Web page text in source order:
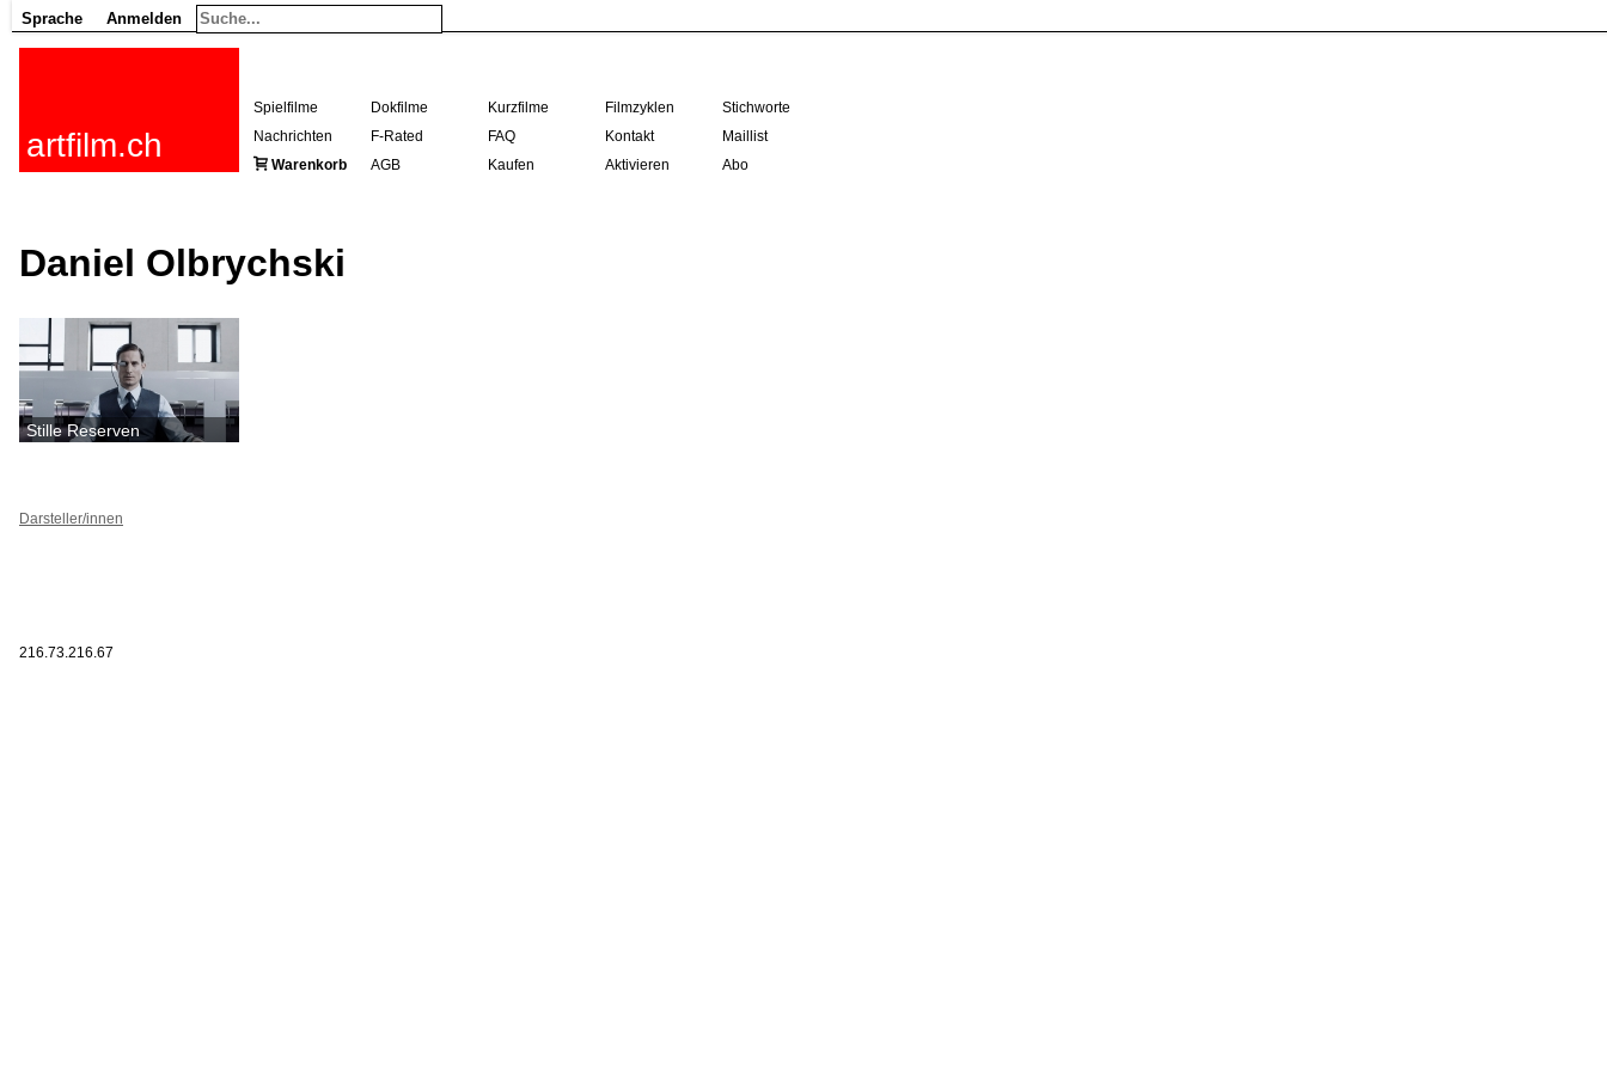
Sprache Anmelden
artfilm.ch
Spielfilme Dokfilme Kurzfilme Filmzyklen
Stichworte
Nachrichten
F-Rated FAQ Kontakt
Maillist
Warenkorb
AGB Kaufen Aktivieren Abo
Daniel Olbrychski
Stille Reserven
Darsteller/innen
216.73.216.67